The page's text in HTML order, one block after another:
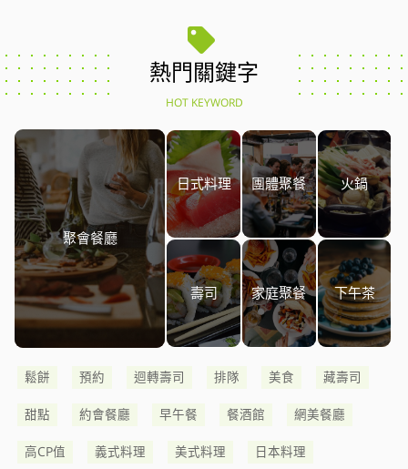
熱門關鍵字
HOT KEYWORD
聚會餐廳
日式料理 團體聚餐 火鍋
壽司 家庭聚餐 下午茶
鬆餅 預約 迴轉壽司 排隊 美食 藏壽司
甜點 約會餐廳 早午餐 餐酒館 網美餐廳
高CP值 義式料理 美式料理 日本料理